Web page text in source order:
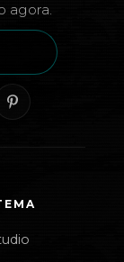
agora.